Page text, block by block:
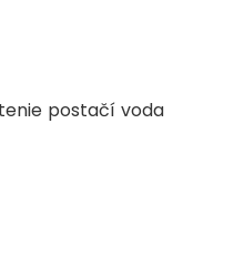
postačí voda